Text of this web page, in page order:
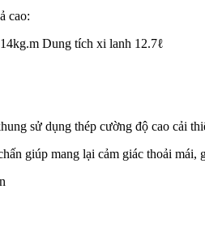
cao:
Dung tích xi lanh 12.7ℓ
sử dụng thép cường độ cao cải
giúp mang lại cảm giác thoải mái,